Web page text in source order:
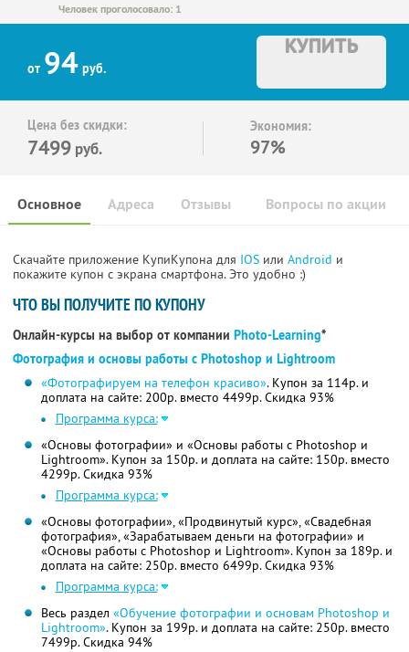
Человек проголосовало: 1
от 94 руб.
КУПИТЬ
Цена без скидки:
7499 руб.
Экономия:
97%
Основное Отзывы Вопросы по акции
Адреса
Скачайте приложение КупиКупона для IOS или Android и
покажите купон с экрана смартфона. Это удобно :)
ЧТО ВЫ ПОЛУЧИТЕ ПО КУПОНУ
Онлайн-курсы на выбор от компании Photo-Learning*
Фотография и основы работы с Photoshop и Lightroom
«Фотографируем на телефон красиво». Купон за 114р. и
доплата на сайте: 200р. вместо 4499р. Скидка 93%
Программа курса:
«Основы фотографии» и «Основы работы с Photoshop и
Lightroom». Купон за 150р. и доплата на сайте: 150р. вместо
4299р. Скидка 93%
Программа курса:
«Основы фотографии», «Продвинутый курс», «Свадебная
фотография», «Зарабатываем деньги на фотографии» и
«Основы работы с Photoshop и Lightroom». Купон за 189р. и
доплата на сайте: 250р. вместо 6499р. Скидка 93%
Программа курса:
Весь раздел «Обучение фотографии и основам Photoshop и
Lightroom». Купон за 199р. и доплата на сайте: 250р. вместо
7499р. Скидка 94%